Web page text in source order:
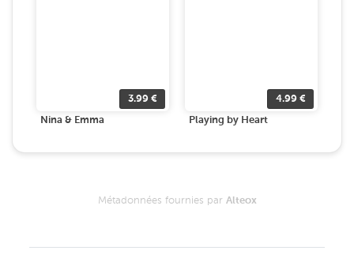
3.99 €
Nina & Emma
4.99 €
Playing by Heart
Métadonnées fournies par Alteox